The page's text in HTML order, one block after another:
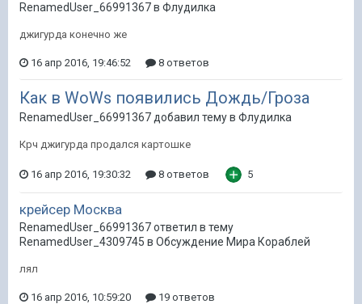
RenamedUser_66991367 в Флудилка
джигурда конечно же
16 апр 2016, 19:46:52 8 ответов
Как в WoWs появились Дождь/Гроза
RenamedUser_66991367 добавил тему в Флудилка
Крч джигурда продался картошке
16 апр 2016, 19:30:32 8 ответов 5
крейсер Москва
RenamedUser_66991367 ответил в тему
RenamedUser_4309745 в Обсуждение Мира Кораблей
лял
16 апр 2016, 10:59:20 19 ответов